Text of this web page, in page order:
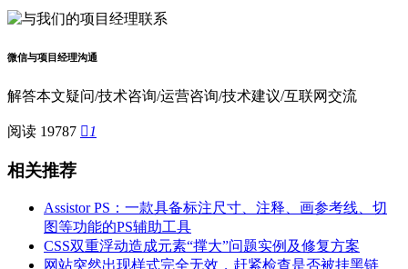
微信与项目经理沟通
解答本文疑问/技术咨询/运营咨询/技术建议/互联网交流
阅读 19787  1
相关推荐
Assistor PS：一款具备标注尺寸、注释、画参考线、切
图等功能的PS辅助工具
CSS双重浮动造成元素“撑大”问题实例及修复方案
网站突然出现样式完全无效，赶紧检查是否被挂黑链